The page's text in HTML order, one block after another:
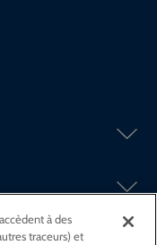
à des
traceurs) et